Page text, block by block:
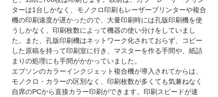
ターは1台しかなく、モノクロ印刷もレーザープリンターや複合
機の印刷速度が遅かったので、大量印刷時には孔版印刷機を使
うしかなく、印刷枚数によって機器の使い分けをしていまし
た。また、孔版印刷機はネットワーク化されておらず、コピー
した原稿を持って印刷室に行き、マスターを作る手間や、紙詰
まりの処理にも手間がかかっていました。
エプソンのカラーインクジェット複合機が導入されてからは、
モノクロ・カラーの区別なく、印刷枚数が多くても気兼ねなく
自席のPCから直接カラー印刷ができます。印刷スピードが速